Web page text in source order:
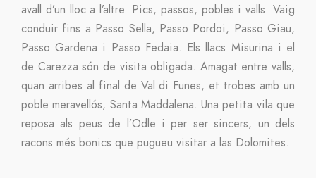
avall d’un lloc a l’altre. Pics, passos, pobles i valls. Vaig
conduir fins a Passo Sella, Passo Pordoi, Passo Giau,
Passo Gardena i Passo Fedaia. Els llacs Misurina i el
de Carezza són de visita obligada. Amagat entre valls,
quan arribes al final de Val di Funes, et trobes amb un
poble meravellós, Santa Maddalena. Una petita vila que
reposa als peus de l’Odle i per ser sincers, un dels
racons més bonics que pugueu visitar a las Dolomites.